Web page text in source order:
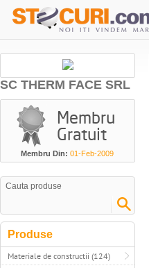
SC THERM FACE SRL
Membru
Gratuit
Membru Din: 01-Feb-2009
Produse
Materiale de constructii (124)